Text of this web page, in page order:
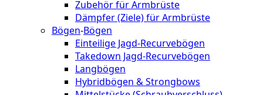
Zubehör für Armbrüste
Dämpfer (Ziele) für Armbrüste
Bögen-Bögen
Einteilige Jagd-Recurvebögen
Takedown Jagd-Recurvebögen
Langbögen
Hybridbögen & Strongbows